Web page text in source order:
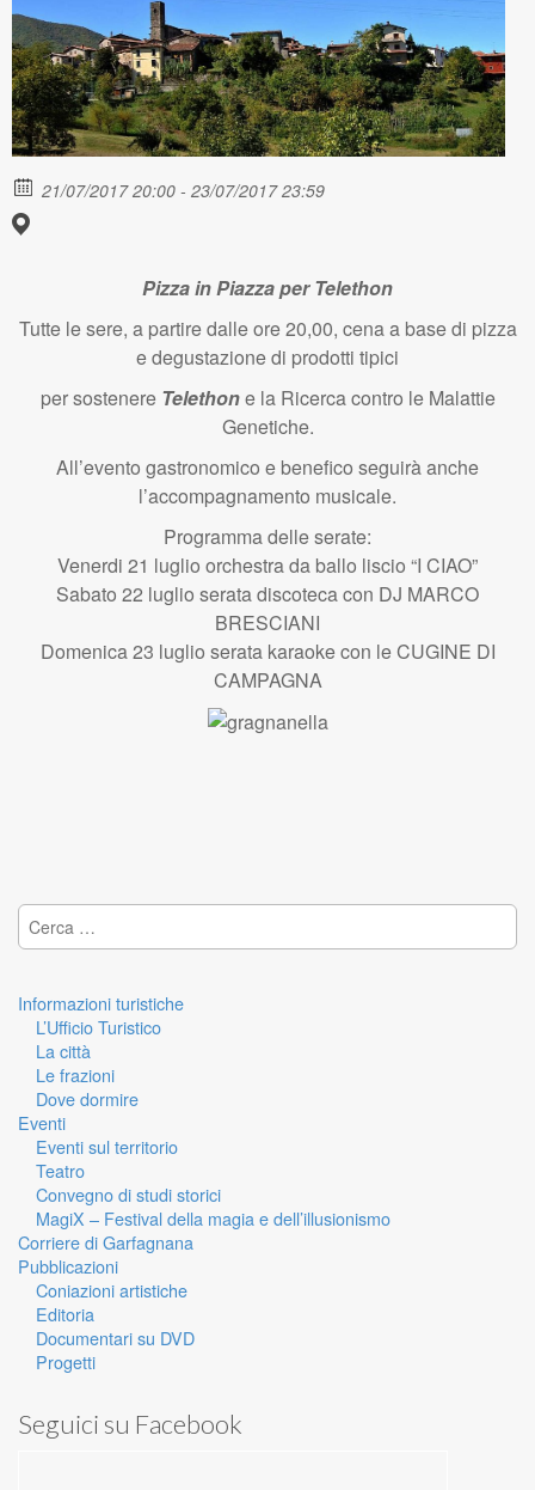
21/07/2017 20:00 - 23/07/2017 23:59
Pizza in Piazza per Telethon
Tutte le sere, a partire dalle ore 20,00, cena a base di pizza
e degustazione di prodotti tipici
per sostenere Telethone la Ricerca contro le Malattie
Genetiche.
All’evento gastronomico e benefico seguirà anche
l’accompagnamento musicale.
Programma delle serate:
Venerdi 21 luglio orchestra da ballo liscio “I CIAO”
Sabato 22 luglio serata discoteca con DJ MARCO
BRESCIANI
Domenica 23 luglio serata karaoke con le CUGINE DI
CAMPAGNA
Ricerca per:
Informazioni turistiche
L’Ufficio Turistico
La città
Le frazioni
Dove dormire
Eventi
Eventi sul territorio
Teatro
Convegno di studi storici
MagiX – Festival della magia e dell’illusionismo
Corriere di Garfagnana
Pubblicazioni
Coniazioni artistiche
Editoria
Documentari su DVD
Progetti
Seguici su Facebook